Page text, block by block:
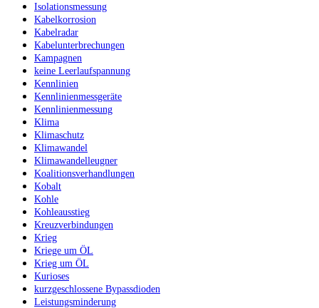
Isolationsmessung
Kabelkorrosion
Kabelradar
Kabelunterbrechungen
Kampagnen
keine Leerlaufspannung
Kennlinien
Kennlinienmessgeräte
Kennlinienmessung
Klima
Klimaschutz
Klimawandel
Klimawandelleugner
Koalitionsverhandlungen
Kobalt
Kohle
Kohleausstieg
Kreuzverbindungen
Krieg
Kriege um ÖL
Krieg um ÖL
Kurioses
kurzgeschlossene Bypassdioden
Leistungsminderung